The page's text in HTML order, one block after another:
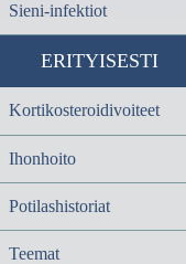
Sieni-infektiot
ERITYISESTI
Kortikosteroidivoiteet
Ihonhoito
Potilashistoriat
Teemat